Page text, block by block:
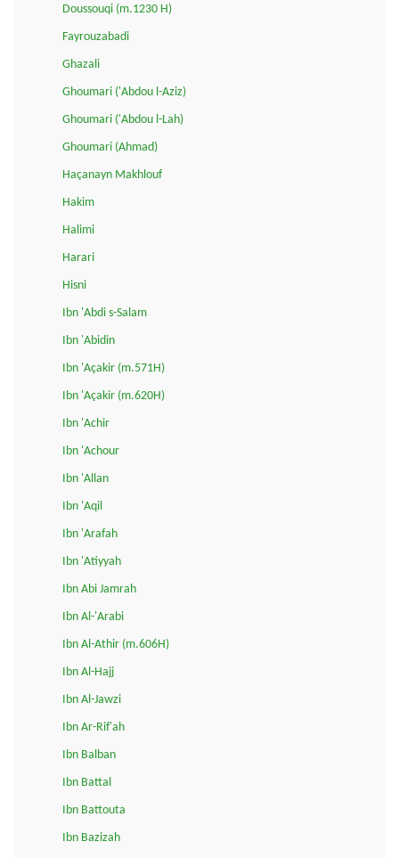
Doussouqi (m.1230 H)
Fayrouzabadi
Ghazali
Ghoumari ('Abdou l-Aziz)
Ghoumari ('Abdou l-Lah)
Ghoumari (Ahmad)
Haçanayn Makhlouf
Hakim
Halimi
Harari
Hisni
Ibn 'Abdi s-Salam
Ibn 'Abidin
Ibn 'Açakir (m.571H)
Ibn 'Açakir (m.620H)
Ibn 'Achir
Ibn 'Achour
Ibn 'Allan
Ibn 'Aqil
Ibn 'Arafah
Ibn 'Atiyyah
Ibn Abi Jamrah
Ibn Al-'Arabi
Ibn Al-Athir (m.606H)
Ibn Al-Hajj
Ibn Al-Jawzi
Ibn Ar-Rif'ah
Ibn Balban
Ibn Battal
Ibn Battouta
Ibn Bazizah